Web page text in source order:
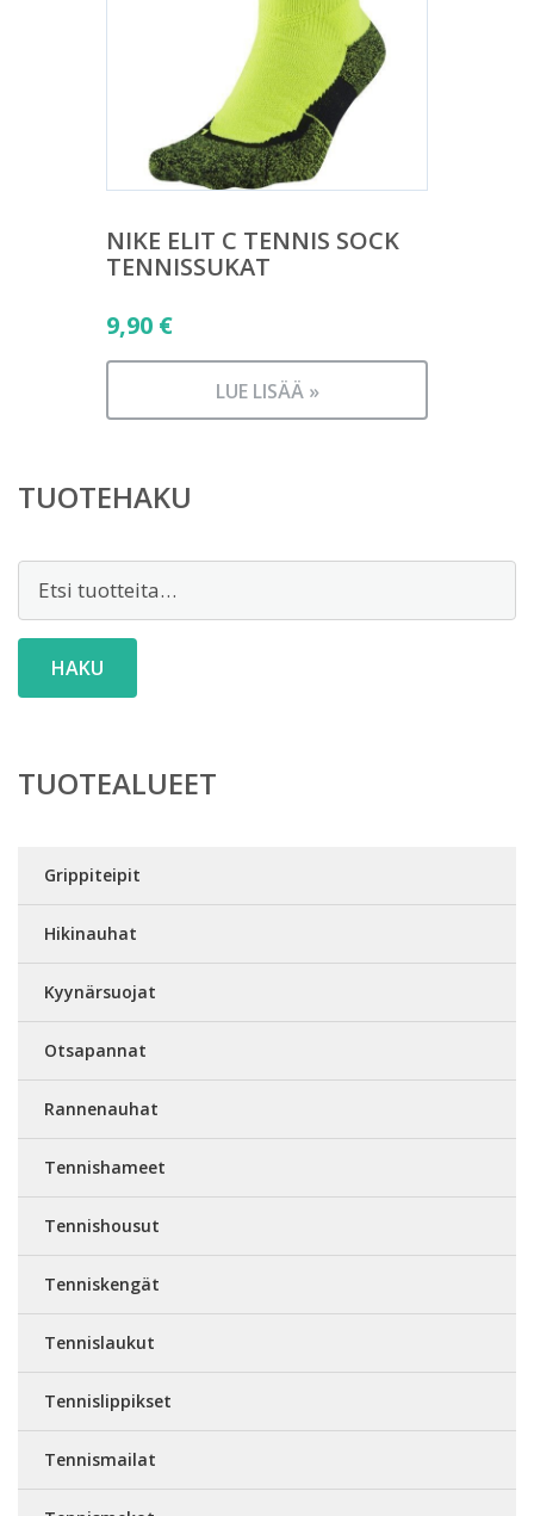
NIKE ELIT C TENNIS SOCK
TENNISSUKAT
9,90 €
LUE LISÄÄ »
TUOTEHAKU
Etsi:
HAKU
TUOTEALUEET
Grippiteipit
Hikinauhat
Kyynärsuojat
Otsapannat
Rannenauhat
Tennishameet
Tennishousut
Tenniskengät
Tennislaukut
Tennislippikset
Tennismailat